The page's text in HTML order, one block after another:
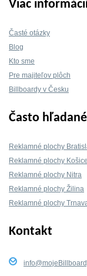
Viac informácií
Časté otázky
Blog
Kto sme
Pre majiteľov plôch
Billboardy v Česku
Často hľadané
Reklamné plochy
Reklamné plochy Košice
Reklamné plochy Nitra
Reklamné plochy Žilina
Reklamné plochy
Kontakt